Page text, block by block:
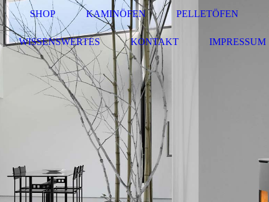
SHOP KAMINÖFEN PELLETÖFEN
WISSENSWERTES KONTAKT IMPRESSUM